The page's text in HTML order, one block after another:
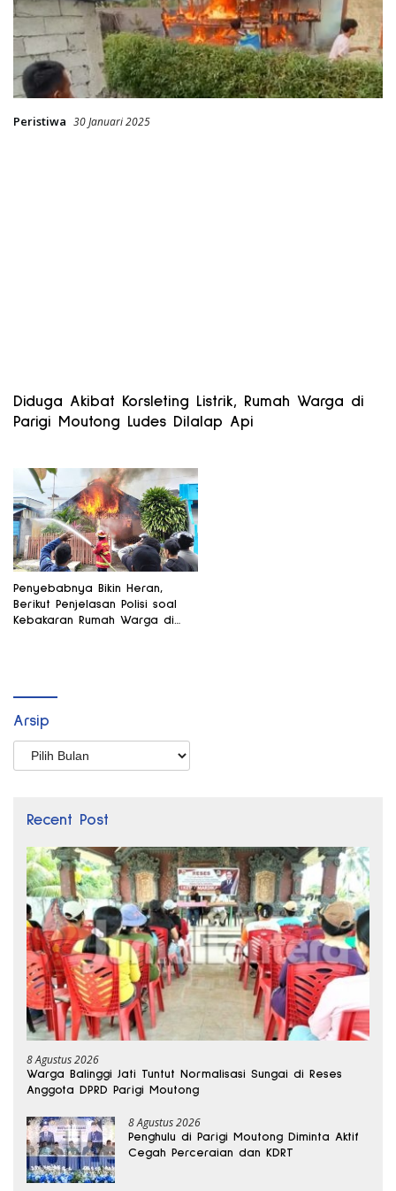
Peristiwa 30 Januari 2025
Diduga Akibat Korsleting Listrik, Rumah Warga di
Parigi Moutong Ludes Dilalap Api
Penyebabnya Bikin Heran,
Berikut Penjelasan Polisi soal
Kebakaran Rumah Warga di
Arsip
Arsip
Recent Post
8 Agustus 2026
Warga Balinggi Jati Tuntut Normalisasi Sungai di Reses
Anggota DPRD Parigi Moutong
8 Agustus 2026
Penghulu di Parigi Moutong Diminta Aktif
Cegah Perceraian dan KDRT